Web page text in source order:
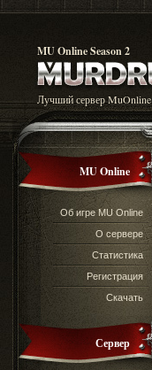
MU Online Season 2
Лучший сервер MuOnline
MU Online
Об игре MU Online
О сервере
Статистика
Регистрация
Скачать
Сервер